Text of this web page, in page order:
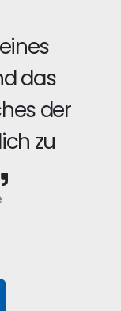
das
der
zu